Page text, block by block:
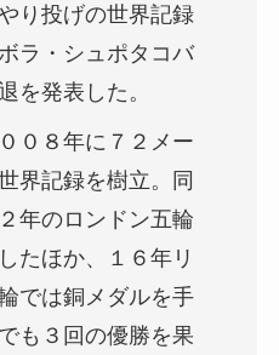
り投げの世界記録
ラ・シュポタコバ
を発表した。
０８年に７２メー
界記録を樹立。同
年のロンドン五輪
たほか、１６年リ
では銅メダルを手
も３回の優勝を果